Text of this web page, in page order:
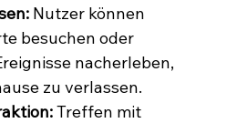
Nutzer können
besuchen oder
nacherleben,
zu verlassen.
Treffen mit